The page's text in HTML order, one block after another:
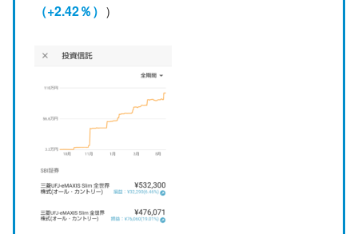
（+2.42％） ）